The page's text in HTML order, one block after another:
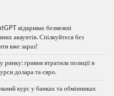
відкриває безмежні
акаунтів. Спілкуйтеся без
вже зараз!
гривня втратила позиції в
долара та євро.
курс у банках та обмінниках